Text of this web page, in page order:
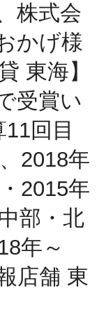
株式会
かげ様
東海】
受賞い
回目
2018年
2015年
部・北
年～
店舗 東